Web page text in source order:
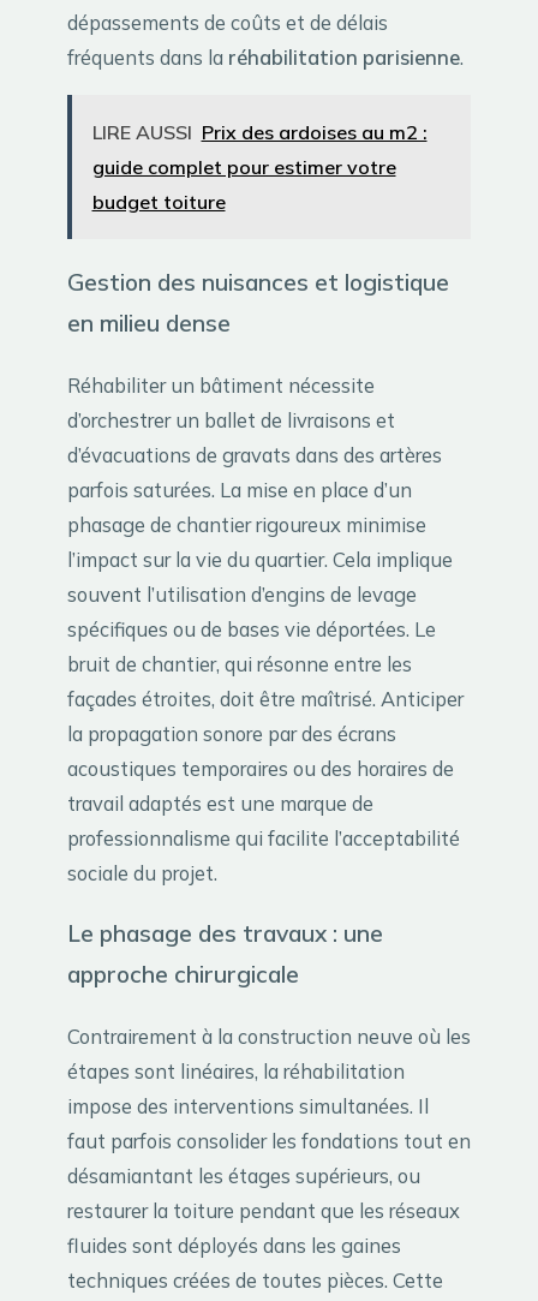
dépassements de coûts et de délais
fréquents dans la réhabilitation parisienne.
LIRE AUSSI Prix des ardoises au m2 :
guide complet pour estimer votre
budget toiture
Gestion des nuisances et logistique
en milieu dense
Réhabiliter un bâtiment nécessite
d’orchestrer un ballet de livraisons et
d’évacuations de gravats dans des artères
parfois saturées. La mise en place d’un
phasage de chantier rigoureux minimise
l’impact sur la vie du quartier. Cela implique
souvent l’utilisation d’engins de levage
spécifiques ou de bases vie déportées. Le
bruit de chantier, qui résonne entre les
façades étroites, doit être maîtrisé. Anticiper
la propagation sonore par des écrans
acoustiques temporaires ou des horaires de
travail adaptés est une marque de
professionnalisme qui facilite l’acceptabilité
sociale du projet.
Le phasage des travaux : une
approche chirurgicale
Contrairement à la construction neuve où les
étapes sont linéaires, la réhabilitation
impose des interventions simultanées. Il
faut parfois consolider les fondations tout en
désamiantant les étages supérieurs, ou
restaurer la toiture pendant que les réseaux
fluides sont déployés dans les gaines
techniques créées de toutes pièces. Cette